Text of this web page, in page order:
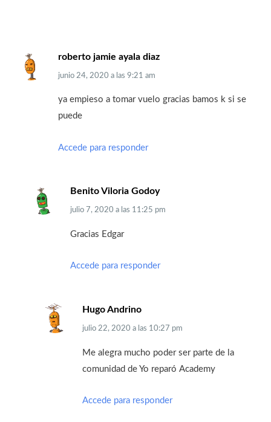
roberto jamie ayala diaz
junio 24, 2020 a las 9:21 am
ya empieso a tomar vuelo gracias bamos k si se
puede
Accede para responder
Benito Viloria Godoy
julio 7, 2020 a las 11:25 pm
Gracias Edgar
Accede para responder
Hugo Andrino
julio 22, 2020 a las 10:27 pm
Me alegra mucho poder ser parte de la
comunidad de Yo reparó Academy
Accede para responder